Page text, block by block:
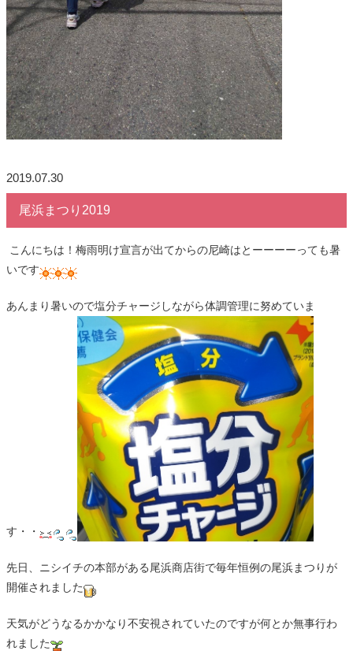
2019.07.30
尾浜まつり2019
こんにちは！梅雨明け宣言が出てからの尼崎はとーーーーっても暑
いです
あんまり暑いので塩分チャージしながら体調管理に努めていま
す・・
先日、ニシイチの本部がある尾浜商店街で毎年恒例の尾浜まつりが
開催されました
天気がどうなるかかなり不安視されていたのですが何とか無事行わ
れました